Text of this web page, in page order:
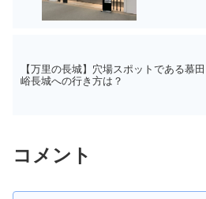
【万里の長城】穴場スポットである慕田
峪長城への行き方は？
コメント